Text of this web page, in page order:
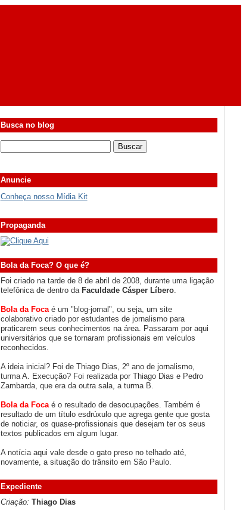
Busca no blog
Anuncie
Conheça nosso Mídia Kit
Propaganda
Bola da Foca? O que é?
Foi criado na tarde de 8 de abril de 2008, durante uma ligação
telefônica de dentro da Faculdade Cásper Líbero.
Bola da Foca é um "blog-jornal", ou seja, um site
colaborativo criado por estudantes de jornalismo para
praticarem seus conhecimentos na área. Passaram por aqui
universitários que se tornaram profissionais em veículos
reconhecidos.
A ideia inicial? Foi de Thiago Dias, 2º ano de jornalismo,
turma A. Execução? Foi realizada por Thiago Dias e Pedro
Zambarda, que era da outra sala, a turma B.
Bola da Focaé o resultado de desocupações. Também é
resultado de um título esdrúxulo que agrega gente que gosta
de noticiar, os quase-profissionais que desejam ter os seus
textos publicados em algum lugar.
A notícia aqui vale desde o gato preso no telhado até,
novamente, a situação do trânsito em São Paulo.
Expediente
Criação: Thiago Dias